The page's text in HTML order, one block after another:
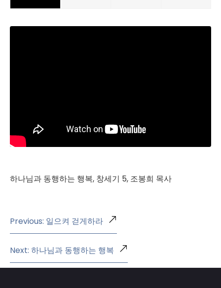
하나님과 동행하는 행복, 창세기 5, 조봉희 목사
Previous: 일으켜 걷게하라
Next: 하나님과 동행하는 행복